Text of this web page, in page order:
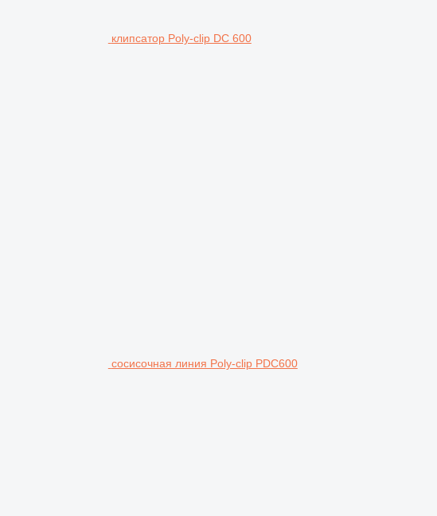
клипсатор Poly-clip DC 600
сосисочная линия Poly-clip PDC600